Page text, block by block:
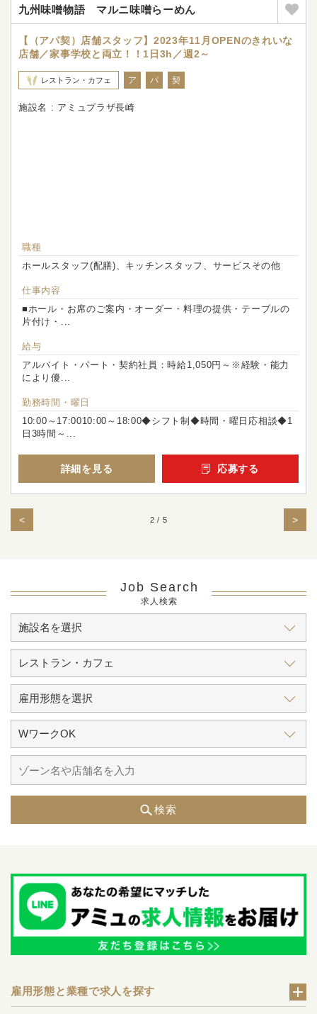
九州味噌物語 マルニ味噌らーめん
【（アパ契）店舗スタッフ】2023年11月OPENのきれいな
店舗／家事学校と両立！！1日3h／週2～
レストラン・カフェ ア パ 契
施設名 : アミュプラザ長崎
職種
ホールスタッフ(配膳)、キッチンスタッフ、サービスその他
仕事内容
■ホール・お席のご案内・オーダー・料理の提供・テーブルの
片付け・...
給与
アルバイト・パート・契約社員：時給1,050円～※経験・能力
により優...
勤務時間・曜日
10:00～17:0010:00～18:00◆シフト制◆時間・曜日応相談◆1
日3時間～...
詳細を見る 応募する
< 2 / 5 >
Job Search
求人検索
検索
雇用形態と業種で求人を探す